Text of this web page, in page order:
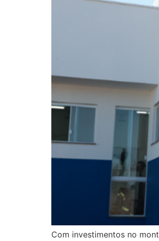
Com investimentos no